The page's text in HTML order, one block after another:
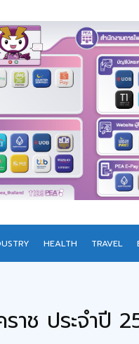
HEALTH TRAVEL
ช ประจำปี